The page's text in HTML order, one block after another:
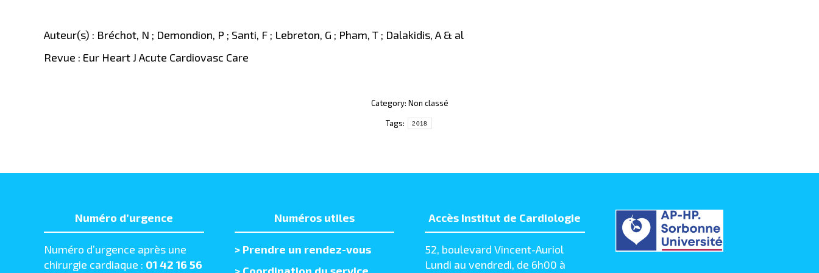
Auteur(s) : Bréchot, N ; Demondion, P ; Santi, F ; Lebreton, G ; Pham, T ; Dalakidis, A & al
Revue : Eur Heart J Acute Cardiovasc Care
Category: Non classé
Tags: 2018
Numéro d’urgence
Numéro d’urgence après une
chirurgie cardiaque : 01 42 16 56
Numéros utiles
> Prendre un rendez-vous
Accès Institut de Cardiologie
52, boulevard Vincent-Auriol
Lundi au vendredi, de 6h00 à